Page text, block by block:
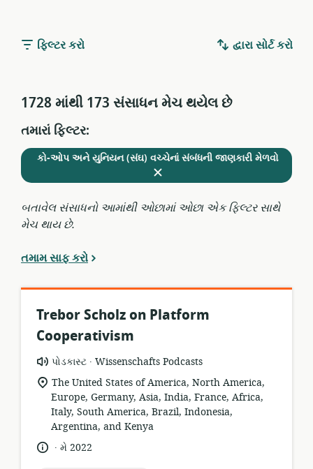
ફિલ્ટર કરો દ્વારા સોર્ટ કરો
1728 માંથી 173 સંસાધન મેચ થયેલ છે
તમારાં ફિલ્ટર:
વર્તમાન
કો-ઓપ અને યુનિયન (સંઘ) વચ્ચેનાં સંબંધની જાણકારી મેળવોકાઢી
નાંખો
બતાવેલ સંસાધનો આમાંથી ઓછામાં ઓછા એક ફિલ્ટર સાથે
મેચ થાય છે.
તમામ સાફ કરો
Trebor Scholz on Platform
Cooperativism
સંસાધન
બંધારણ:
પોડકાસ્ટ .
પ્રકાશક:
Wissenschafts Podcasts
સુસંગતતા
સ્થાન:
The United States of America, North America,
Europe, Germany, Asia, India, France, Africa,
Italy, South America, Brazil, Indonesia,
Argentina, and Kenya
ભાષા:.
પ્રકાશન
મે 2022